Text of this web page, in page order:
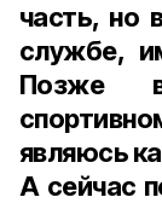
часть, но
службе,
Позже
являюсь
А сейчас